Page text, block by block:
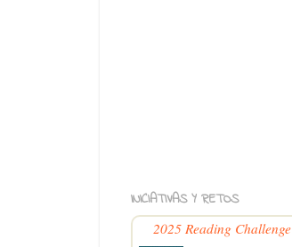
INICIATIVAS Y RETOS
2025 Reading Challenge